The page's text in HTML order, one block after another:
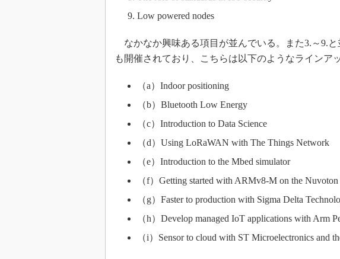
Low powered nodes
なかなか興味ある項目が並んでいる。また3.～9.
も開催されており、こちらは以下のようなラインア
（a）Indoor positioning
（b）Bluetooth Low Energy
（c）Introduction to Data Science
（d）Using LoRaWAN with The Things Network
（e）Introduction to the Mbed simulator
（f）Getting started with ARMv8-M on the Nuvoton
（g）Faster to production with Sigma Delta
（h）Develop managed IoT applications with Arm
（i）Sensor to cloud with ST Microelectronics and